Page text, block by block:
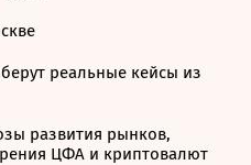
реальные кейсы из
развития рынков,
ЦФА и криптовалют